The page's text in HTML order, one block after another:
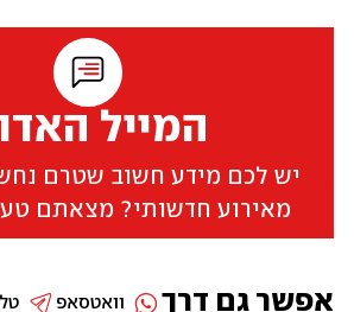
המייל
יש לכם מידע חשוב שטרם
מאירוע חדשותי? מצאתם
אפשר גם דרך וואטסאפ